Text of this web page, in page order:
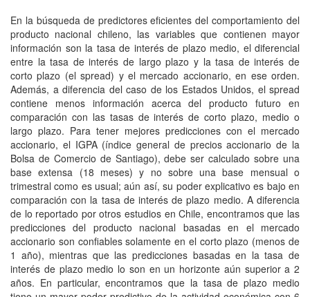
En la búsqueda de predictores eficientes del comportamiento del
producto nacional chileno, las variables que contienen mayor
información son la tasa de interés de plazo medio, el diferencial
entre la tasa de interés de largo plazo y la tasa de interés de
corto plazo (el spread) y el mercado accionario, en ese orden.
Además, a diferencia del caso de los Estados Unidos, el spread
contiene menos información acerca del producto futuro en
comparación con las tasas de interés de corto plazo, medio o
largo plazo. Para tener mejores predicciones con el mercado
accionario, el IGPA (índice general de precios accionario de la
Bolsa de Comercio de Santiago), debe ser calculado sobre una
base extensa (18 meses) y no sobre una base mensual o
trimestral como es usual; aún así, su poder explicativo es bajo en
comparación con la tasa de interés de plazo medio. A diferencia
de lo reportado por otros estudios en Chile, encontramos que las
predicciones del producto nacional basadas en el mercado
accionario son confiables solamente en el corto plazo (menos de
1 año), mientras que las predicciones basadas en la tasa de
interés de plazo medio lo son en un horizonte aún superior a 2
años. En particular, encontramos que la tasa de plazo medio